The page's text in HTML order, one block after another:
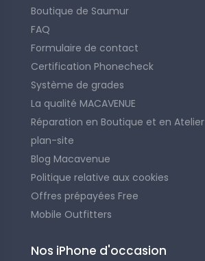
Boutique de Saumur
FAQ
Formulaire de contact
Certification Phonecheck
Système de grades
La qualité MACAVENUE
Réparation en Boutique et en Atelier
plan-site
Blog Macavenue
Politique relative aux cookies
Offres prépayées Free
Mobile Outfitters
Nos iPhone d'occasion